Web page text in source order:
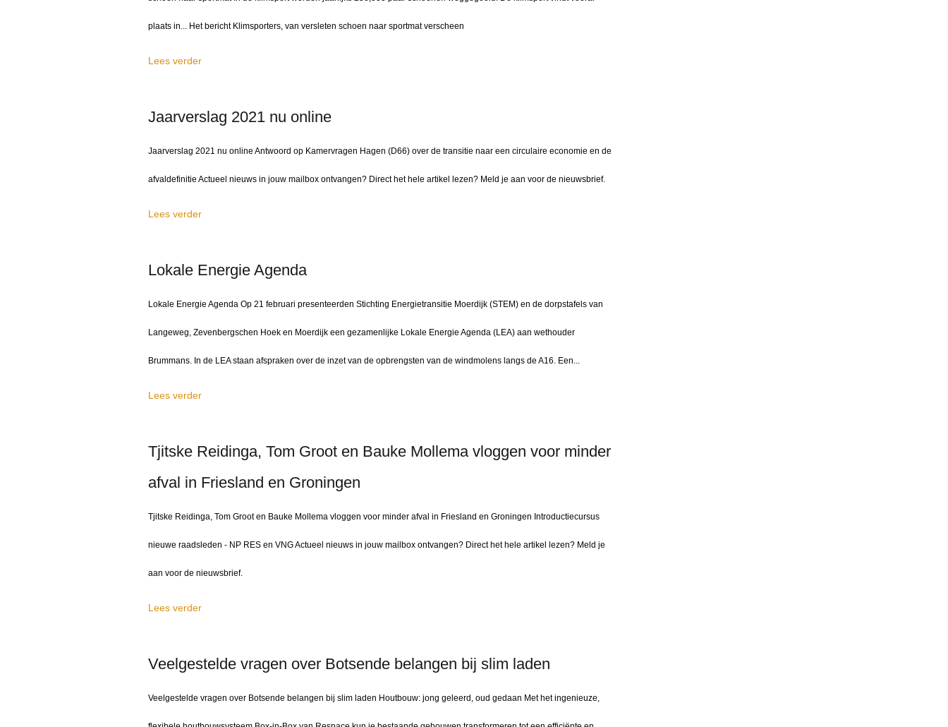
plaats in... Het bericht Klimsporters, van versleten schoen naar sportmat verscheen
Lees verder
Jaarverslag 2021 nu online
Jaarverslag 2021 nu online Antwoord op Kamervragen Hagen (D66) over de transitie naar een circulaire economie en de
afvaldefinitie Actueel nieuws in jouw mailbox ontvangen? Direct het hele artikel lezen? Meld je aan voor de nieuwsbrief.
Lees verder
Lokale Energie Agenda
Lokale Energie Agenda Op 21 februari presenteerden Stichting Energietransitie Moerdijk (STEM) en de dorpstafels van
Langeweg, Zevenbergschen Hoek en Moerdijk een gezamenlijke Lokale Energie Agenda (LEA) aan wethouder
Brummans. In de LEA staan afspraken over de inzet van de opbrengsten van de windmolens langs de A16. Een...
Lees verder
Tjitske Reidinga, Tom Groot en Bauke Mollema vloggen voor minder
afval in Friesland en Groningen
Tjitske Reidinga, Tom Groot en Bauke Mollema vloggen voor minder afval in Friesland en Groningen Introductiecursus
nieuwe raadsleden - NP RES en VNG Actueel nieuws in jouw mailbox ontvangen? Direct het hele artikel lezen? Meld je
aan voor de nieuwsbrief.
Lees verder
Veelgestelde vragen over Botsende belangen bij slim laden
Veelgestelde vragen over Botsende belangen bij slim laden Houtbouw: jong geleerd, oud gedaan Met het ingenieuze,